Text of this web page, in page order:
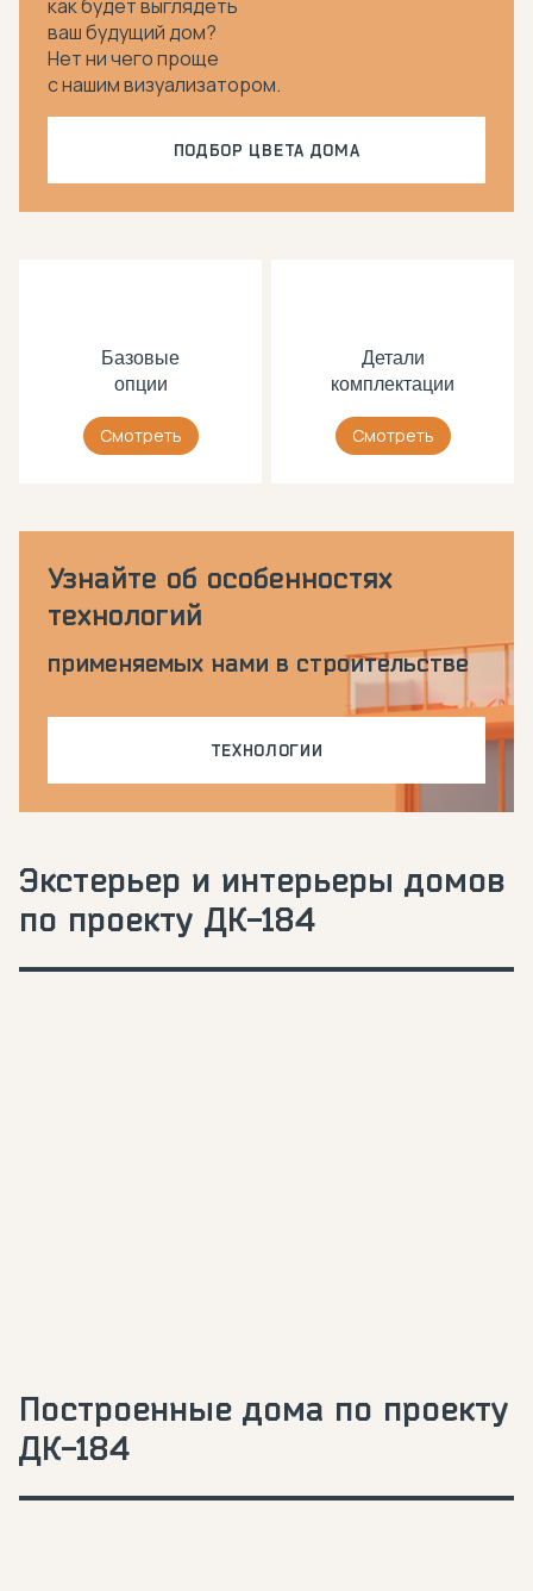
как будет выглядеть
ваш будущий дом?
Нет ни чего проще
с нашим визуализатором.
ПОДБОР ЦВЕТА ДОМА
Базовые
опции
Смотреть
Детали
комплектации
Смотреть
Узнайте об особенностях
технологий
применяемых нами в строительстве
ТЕХНОЛОГИИ
Экстерьер и интерьеры домов
по проекту ДК-184
Построенные дома по проекту
ДК-184